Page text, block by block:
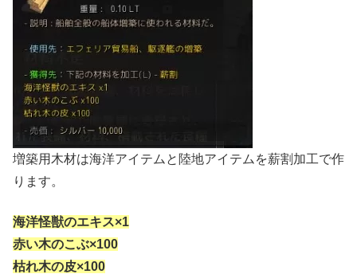
増築用木材は海洋アイテムと陸地アイテムを薪割加工で作
ります。
海洋怪獣のエキス×1
赤い木のこぶ×100
枯れ木の皮×100